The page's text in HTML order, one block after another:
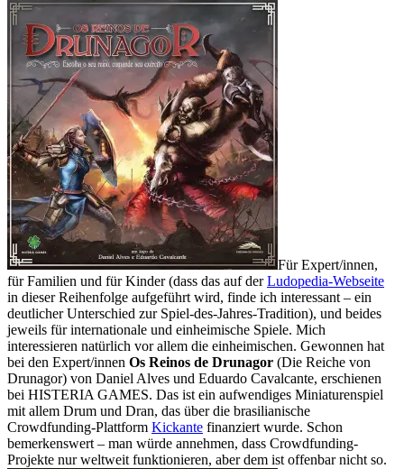
Für Expert/innen,
für Familien und für Kinder (dass das auf derLudopedia-Webseite
in dieser Reihenfolge aufgeführt wird, finde ich interessant – ein
deutlicher Unterschied zur Spiel-des-Jahres-Tradition), und beides
jeweils für internationale und einheimische Spiele. Mich
interessieren natürlich vor allem die einheimischen. Gewonnen hat
bei den Expert/innen Os Reinos de Drunagor (Die Reiche von
Drunagor) von Daniel Alves und Eduardo Cavalcante, erschienen
bei HISTERIA GAMES. Das ist ein aufwendiges Miniaturenspiel
mit allem Drum und Dran, das über die brasilianische
Crowdfunding-Plattform Kickante finanziert wurde. Schon
bemerkenswert – man würde annehmen, dass Crowdfunding-
Projekte nur weltweit funktionieren, aber dem ist offenbar nicht so.